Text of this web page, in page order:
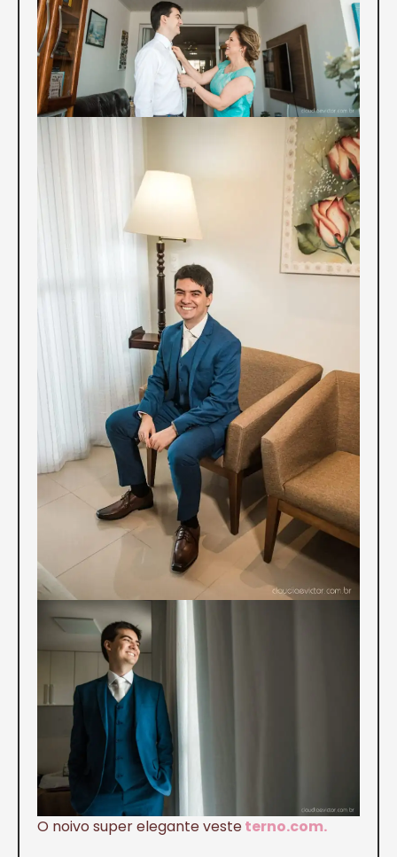
O noivo super elegante vesteterno.com.